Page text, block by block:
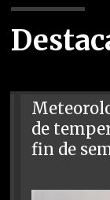
de
fin de